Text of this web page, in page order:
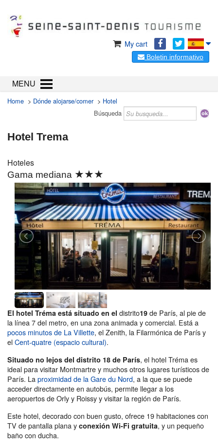
My cart
Boletin informativo
MENU
Home > Dónde alojarse/comer> Hotel
Búsqueda
Hotel Trema
Hoteles
Gama mediana ★★★
El hotel Tréma está situado en el distrito19 de París, al pie de
la línea 7 del metro, en una zona animada y comercial. Está a
pocos minutos de La Villette, el Zenith, la Filarmónica de París y
elCent-quatre (espacio cultural).
Situado no lejos del distrito 18 de París, el hotel Tréma es
ideal para visitar Montmartre y muchos otros lugares turísticos de
París. Laproximidad de la Gare du Nord, a la que se puede
acceder directamente en autobús, permite llegar a los
aeropuertos de Orly y Roissy y visitar la región de París.
Este hotel, decorado con buen gusto, ofrece 19 habitaciones con
TV de pantalla plana y conexión Wi-Fi gratuita, y un pequeño
baño con ducha.